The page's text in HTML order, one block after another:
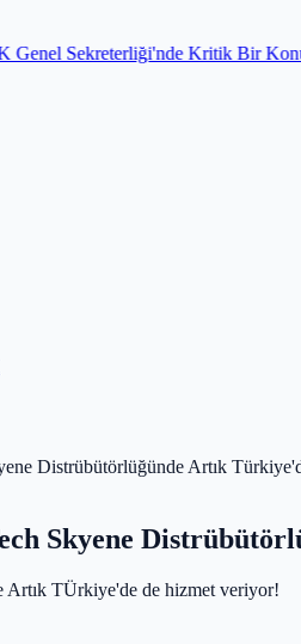
Kritik Bir Konuşma Yaptı Gündem
Distrübütörlüğünde Artık
Skyene
TÜrkiye'de de hizmet veriyor!